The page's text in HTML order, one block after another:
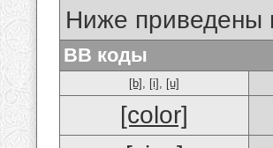
Ниже приведены
BB коды
[b] , [i] , [u]
[color]